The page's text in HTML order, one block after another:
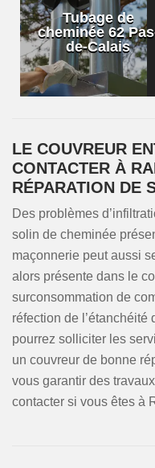
Tubage de
cheminée 62
de-Calais
LE COUVREUR
CONTACTER À
RÉPARATION DE
Des problèmes
solin de cheminée
maçonnerie peut aussi
alors présente dans le
surconsommation de
réfection de
pourrez solliciter les
un couvreur de bonne
vous garantir des
contacter si vous êtes à